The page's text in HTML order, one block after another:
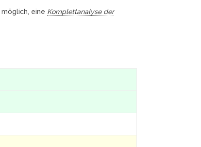
eine Komplettanalyse der